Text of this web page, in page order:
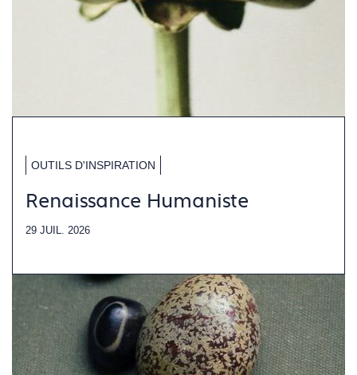
OUTILS D'INSPIRATION
Renaissance Humaniste
29 JUIL. 2026